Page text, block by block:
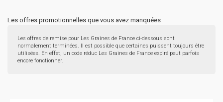
Les offres promotionnelles que vous avez manquées
Les offres de remise pour Les Graines de France ci-dessous sont
normalement terminées. Il est possible que certaines puissent toujours être
utilisées. En effet, un code réduc Les Graines de France expiré peut parfois
encore fonctionner.